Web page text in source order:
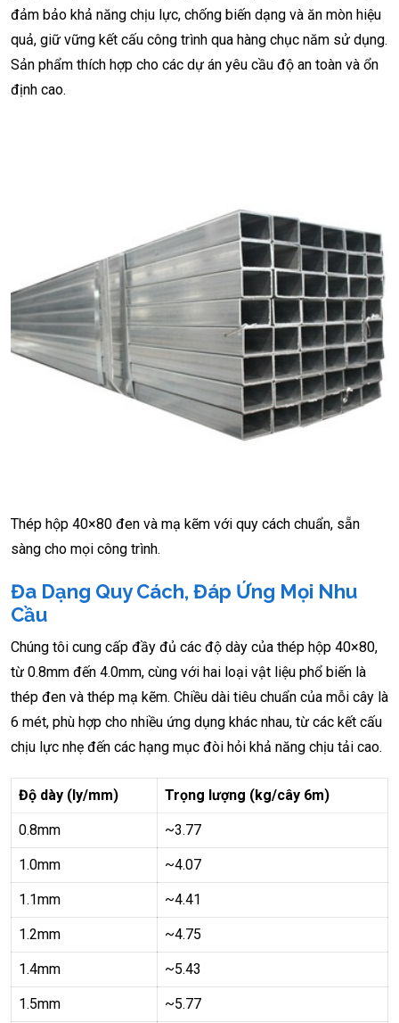
đảm bảo khả năng chịu lực, chống biến dạng và ăn mòn hiệu
quả, giữ vững kết cấu công trình qua hàng chục năm sử dụng.
Sản phẩm thích hợp cho các dự án yêu cầu độ an toàn và ổn
định cao.
Thép hộp 40×80 đen và mạ kẽm với quy cách chuẩn, sẵn
sàng cho mọi công trình.
Đa Dạng Quy Cách, Đáp Ứng Mọi Nhu
Cầu
Chúng tôi cung cấp đầy đủ các độ dày của thép hộp 40×80,
từ 0.8mm đến 4.0mm, cùng với hai loại vật liệu phổ biến là
thép đen và thép mạ kẽm. Chiều dài tiêu chuẩn của mỗi cây là
6 mét, phù hợp cho nhiều ứng dụng khác nhau, từ các kết cấu
chịu lực nhẹ đến các hạng mục đòi hỏi khả năng chịu tải cao.
Độ dày (ly/mm) Trọng lượng (kg/cây 6m)
0.8mm ~3.77
1.0mm ~4.07
1.1mm ~4.41
1.2mm ~4.75
1.4mm ~5.43
1.5mm ~5.77